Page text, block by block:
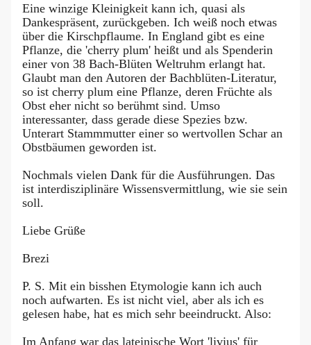
Eine winzige Kleinigkeit kann ich, quasi als
Dankespräsent, zurückgeben. Ich weiß noch etwas
über die Kirschpflaume. In England gibt es eine
Pflanze, die 'cherry plum' heißt und als Spenderin
einer von 38 Bach-Blüten Weltruhm erlangt hat.
Glaubt man den Autoren der Bachblüten-Literatur,
so ist cherry plum eine Pflanze, deren Früchte als
Obst eher nicht so berühmt sind. Umso
interessanter, dass gerade diese Spezies bzw.
Unterart Stammmutter einer so wertvollen Schar an
Obstbäumen geworden ist.
Nochmals vielen Dank für die Ausführungen. Das
ist interdisziplinäre Wissensvermittlung, wie sie sein
soll.
Liebe Grüße
Brezi
P. S. Mit ein bisshen Etymologie kann ich auch
noch aufwarten. Es ist nicht viel, aber als ich es
gelesen habe, hat es mich sehr beeindruckt. Also:
Im Anfang war das lateinische Wort 'livius' für